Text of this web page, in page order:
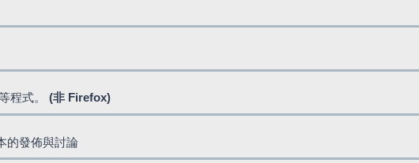
程式。 (非 Firefox)
的發佈與討論